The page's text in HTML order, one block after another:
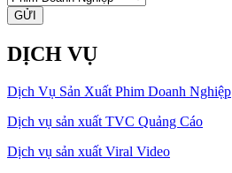
GỬI
DỊCH VỤ
Dịch Vụ Sản Xuất Phim Doanh Nghiệp
Dịch vụ sản xuất TVC Quảng Cáo
Dịch vụ sản xuất Viral Video